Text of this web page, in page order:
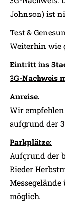
Johnson) ist
Test &
Weiterhin wie
Eintritt ins
3G-Nachweis
Anreise:
Wir
aufgrund der
Parkplätze:
Aufgrund der
Rieder
möglich.